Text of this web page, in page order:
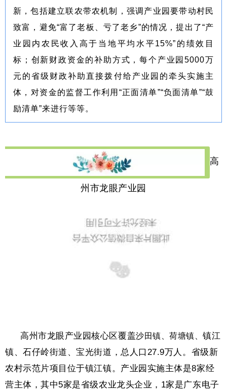
新，包括建立联农带农机制，强调产业园要带动村民
致富，避免“富了老板、亏了老乡”的情况，提出了“产
业园内农民收入高于当地平均水平15%”的绩效目
标；创新财政资金的补助方式，每个产业园5000万
元的省级财政补助直接拨付给产业园的牵头实施主
体，对资金的监督工作利用“正面清单”“负面清单”“鼓
励清单”来进行等等。
高
州市龙眼产业园
高州市龙眼产业园核心区覆盖沙田镇、荷塘镇、镇江
镇、石仔岭街道、宝光街道，总人口27.9万人。省级新
农村示范片项目位于镇江镇。 产业园实施主体是8家经
营主体，其中5家是省级农业龙头企业，1家是广东电子